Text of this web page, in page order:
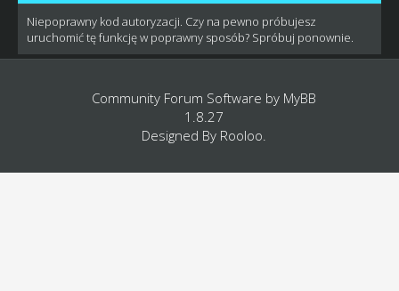
Niepoprawny kod autoryzacji. Czy na pewno próbujesz
uruchomić tę funkcję w poprawny sposób? Spróbuj ponownie.
Community Forum Software by MyBB
1.8.27
Designed By Rooloo.